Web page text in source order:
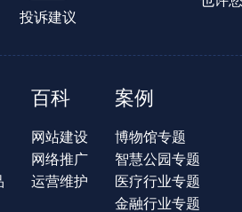
投诉建议
百科
网站建设
网络推广
运营维护
案例
博物馆专题
智慧公园专题
医疗行业专题
金融行业专题